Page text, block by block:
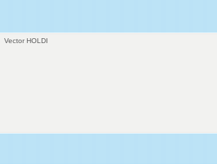
Vector HOLDI